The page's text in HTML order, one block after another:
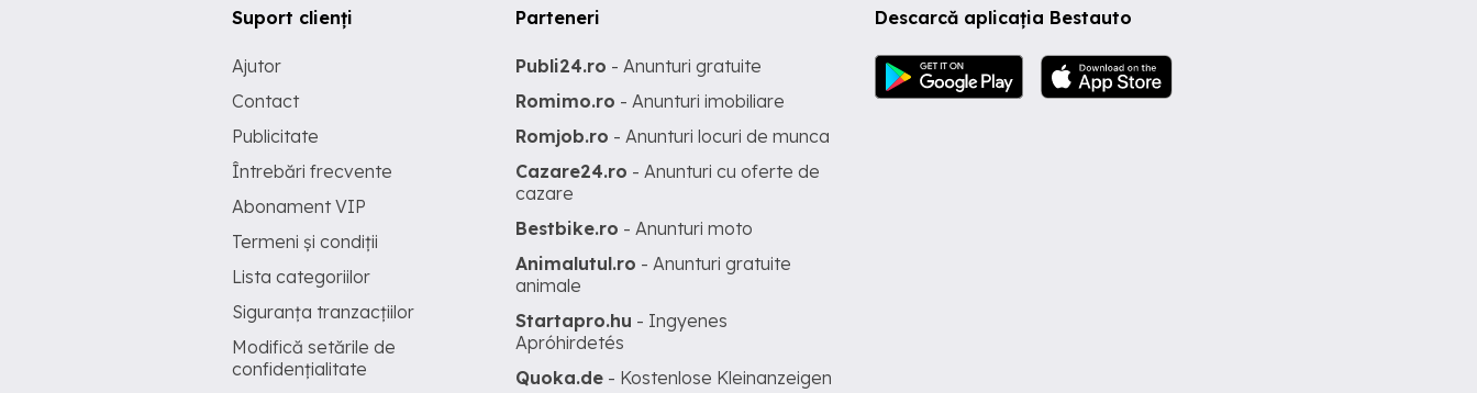
Descarcă aplicația Bestauto
Suport clienți
Ajutor
Contact
Publicitate
Întrebări frecvente
Abonament VIP
Termeni și condiții
Lista categoriilor
Siguranța tranzacțiilor
Modifică setările de
confidențialitate
Parteneri
Publi24.ro - Anunturi gratuite
Romimo.ro - Anunturi imobiliare
Romjob.ro - Anunturi locuri de munca
Cazare24.ro - Anunturi cu oferte de
cazare
Bestbike.ro - Anunturi moto
Animalutul.ro - Anunturi gratuite
animale
Startapro.hu - Ingyenes
Apróhirdetés
Quoka.de - Kostenlose Kleinanzeigen